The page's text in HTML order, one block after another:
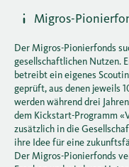
Migros-
Der Migros-Pionierfonds
gesellschaftlichen Nutzen.
betreibt ein eigenes
geprüft, aus denen jeweils
werden während drei
dem Kickstart-Programm
zusätzlich in die
ihre Idee für eine
Der Migros-Pionierfonds